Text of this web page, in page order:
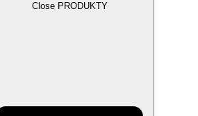
Close PRODUKTY